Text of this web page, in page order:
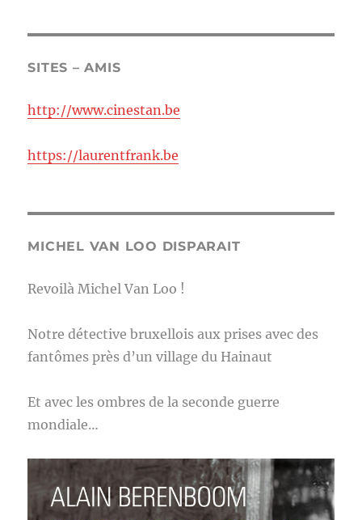
SITES – AMIS
http://www.cinestan.be
https://laurentfrank.be
MICHEL VAN LOO DISPARAIT
Revoilà Michel Van Loo !
Notre détective bruxellois aux prises avec des
fantômes près d’un village du Hainaut
Et avec les ombres de la seconde guerre
mondiale…